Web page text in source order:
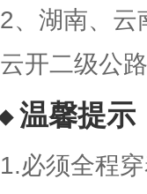
2、湖南、云
云开二级公
温馨提示
1.必须全程